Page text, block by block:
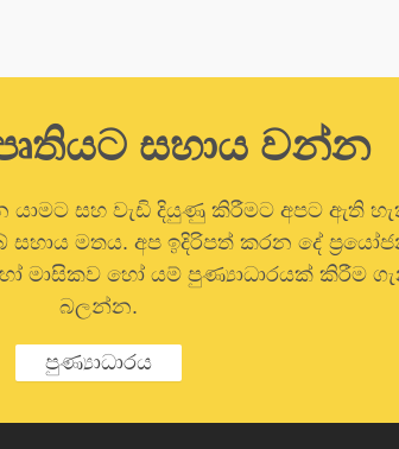
සහාය වන්න
යාමට සහ වැඩි දියුණු කිරීමට අපට ඇති
මතය. අප ඉදිරිපත් කරන දේ
මාසිකව හෝ යම් පුණ්‍යාධාරයක් කිරීම
බලන්න.
පුණ්‍යාධාරය